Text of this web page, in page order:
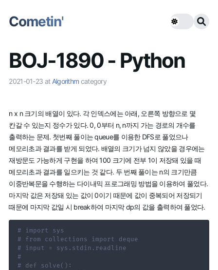
Cometin'
BOJ-1890 - Python
2021-01-23 at Algorithm category
n x n 크기의 배열이 있다. 각 인덱스에는 아래, 오른쪽 방향으로 몇
칸갈 수 있는지 정수가 있다. 0, 0부터 n, n까지 가는 경로의 개수를
출력하는 문제. 첫번째 풀이는 queue를 이용한 DFS로 풀었으나
메모리초과 결과를 받게 되었다. 배열의 크기가 넘지 않았을 경우에는
재방문도 가능하게 구현을 하여 100 크기에 전부 1이 저장돼 있을 때
메모리초과 결과를 일으키는 것 같다. 두 번째 풀이는 n의 크기만큼
이중반복문을 수행하는 다이내믹 프로그래밍 방법을 이용하여 풀었다.
마지막 값은 저장돼 있는 값이 0이기 때문에 값이 중복되어 저장되기
때문에 마지막 값일 시 break하여 마지막 dp의 값을 출력하여 풀었다.
# import sys
# from collections import deque
# input = sys.stdin.readline
#
# def solve():